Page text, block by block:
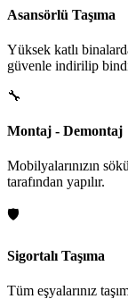
Asansörlü Taşıma
Yüksek katlı
güvenle indirilip
🔧
Montaj - Demontaj
Mobilyalarınızın
tarafından yapılır.
🛡️
Sigortalı Taşıma
Tüm eşyalarınız